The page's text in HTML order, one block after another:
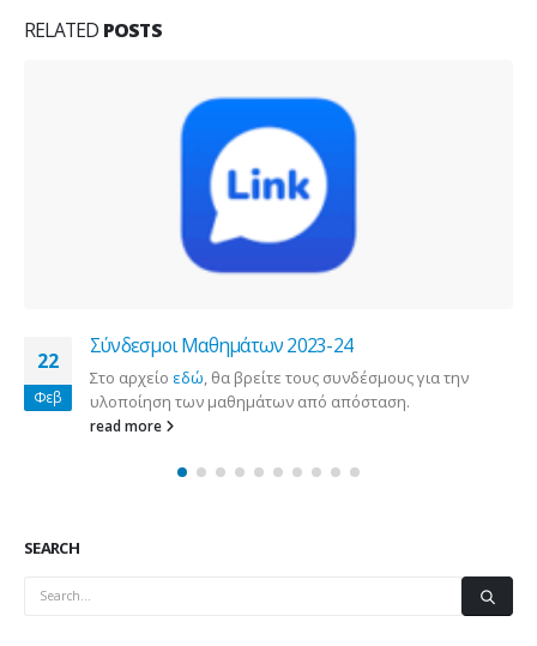
RELATED POSTS
22
Φεβ
Σύνδεσμοι Μαθημάτων 2023-24
Στο αρχείο εδώ, θα βρείτε τους συνδέσμους για την
υλοποίηση των μαθημάτων από απόσταση.
read more
SEARCH